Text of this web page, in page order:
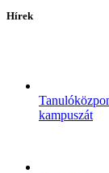
Hírek
kampuszát